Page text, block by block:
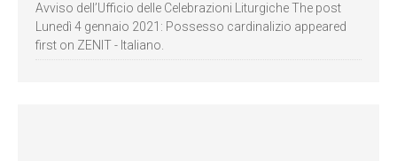
Avviso dell’Ufficio delle Celebrazioni Liturgiche The post
Lunedì 4 gennaio 2021: Possesso cardinalizio appeared
first on ZENIT - Italiano.